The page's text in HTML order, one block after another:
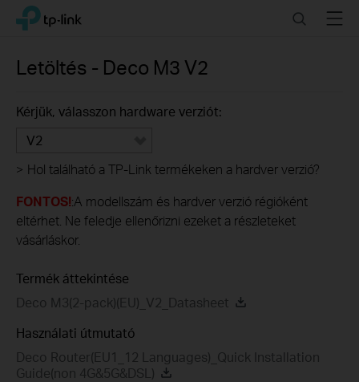
Click
navigation
TP-Link, Reliably Smart SearchMenu
Letöltés - Deco M3 V2
Kérjük, válasszon hardware verziót:
V2
> Hol található a TP-Link termékeken a hardver verzió?
FONTOS!:A modellszám és hardver verzió régióként
eltérhet. Ne feledje ellenőrizni ezeket a részleteket
vásárláskor.
Termék áttekintése
Deco M3(2-pack)(EU)_V2_Datasheet
Használati útmutató
Deco Router(EU1_12 Languages)_Quick Installation
Guide(non 4G&5G&DSL)